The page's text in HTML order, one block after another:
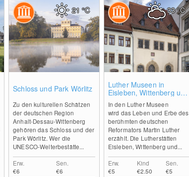
Schloss und Park Wörlitz
Zu den kulturellen Schätzen
der deutschen Region
Anhalt-Dessau-Wittenberg
gehören das Schloss und der
Park Wörlitz. Wer die
UNESCO-Welterbestätte...
Erw.
€6
Sen.
€6
21°C
Luther Museen in
Eisleben, Wittenberg und
Mansfeld
In den Luther Museen
wird das Leben und Erbe des
berühmten deutschen
Reformators Martin Luther
erzählt. Die Lutherstätten
Eisleben, Wittenberg und...
Erw.
€5
Kind
€2.50
Sen.
€5
33°C